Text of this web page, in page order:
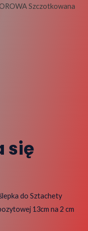
Szczotkowana
się
Ten
produkt